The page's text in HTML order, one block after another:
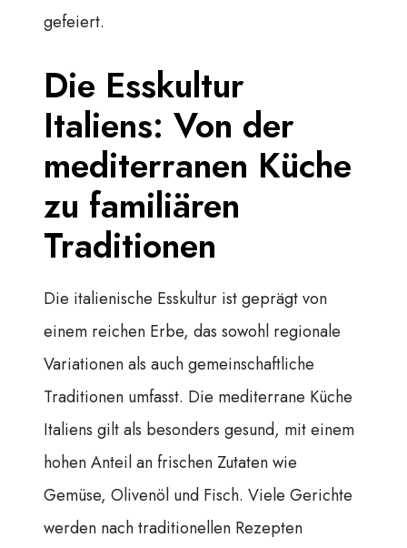
gefeiert.
Die Esskultur
Italiens: Von der
mediterranen Küche
zu familiären
Traditionen
Die italienische Esskultur ist geprägt von
einem reichen Erbe, das sowohl regionale
Variationen als auch gemeinschaftliche
Traditionen umfasst. Die mediterrane Küche
Italiens gilt als besonders gesund, mit einem
hohen Anteil an frischen Zutaten wie
Gemüse, Olivenöl und Fisch. Viele Gerichte
werden nach traditionellen Rezepten